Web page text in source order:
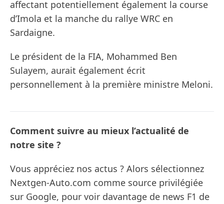
affectant potentiellement également la course
d’Imola et la manche du rallye WRC en
Sardaigne.
Le président de la FIA, Mohammed Ben
Sulayem, aurait également écrit
personnellement à la première ministre Meloni.
Comment suivre au mieux l’actualité de
notre site ?
Vous appréciez nos actus ? Alors sélectionnez
Nextgen-Auto.com comme source privilégiée
sur Google, pour voir davantage de news F1 de